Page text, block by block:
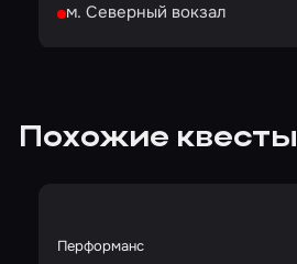
м. Северный вокзал
Похожие квесты
Перформанс